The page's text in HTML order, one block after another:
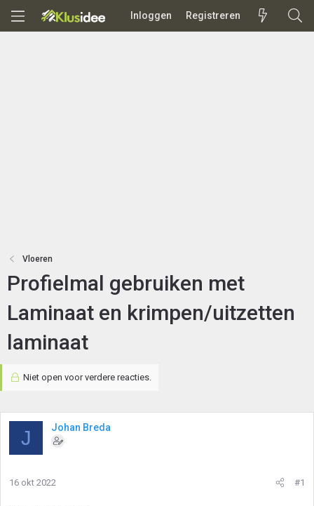
Inloggen Registreren
Vloeren
Profielmal gebruiken met
Laminaat en krimpen/uitzetten
laminaat
Niet open voor verdere reacties.
J Johan Breda
16 okt 2022 #1